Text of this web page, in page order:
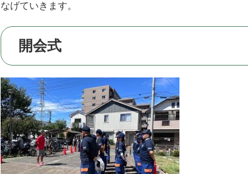
なげていきます。
開会式​